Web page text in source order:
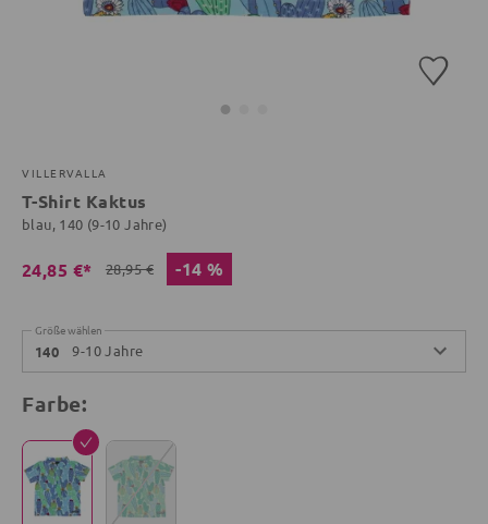
VILLERVALLA
T-Shirt Kaktus
blau, 140 (9-10 Jahre)
24,85 €* 28,95 € -14 %
Größe wählen
140 9-10 Jahre
Farbe: